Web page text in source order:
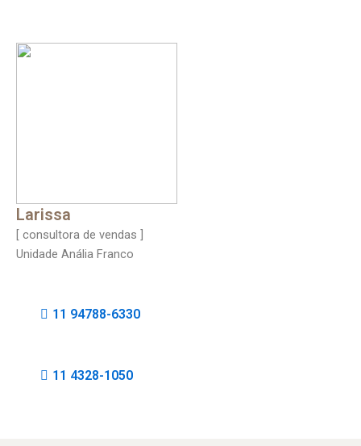
Larissa
[ consultora de vendas ]
Unidade Anália Franco
11 94788-6330
11 4328-1050